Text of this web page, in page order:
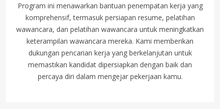
Program ini menawarkan bantuan penempatan kerja yang
komprehensif, termasuk persiapan resume, pelatihan
wawancara, dan pelatihan wawancara untuk meningkatkan
keterampilan wawancara mereka. Kami memberikan
dukungan pencarian kerja yang berkelanjutan untuk
memastikan kandidat dipersiapkan dengan baik dan
percaya diri dalam mengejar pekerjaan kamu.